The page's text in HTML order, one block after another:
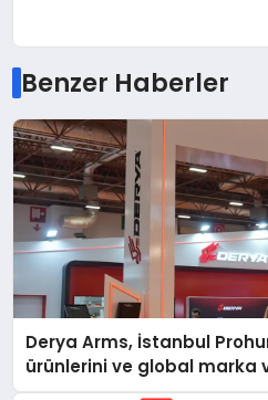
Benzer Haberler
Derya Arms, İstanbul
ürünlerini ve global marka